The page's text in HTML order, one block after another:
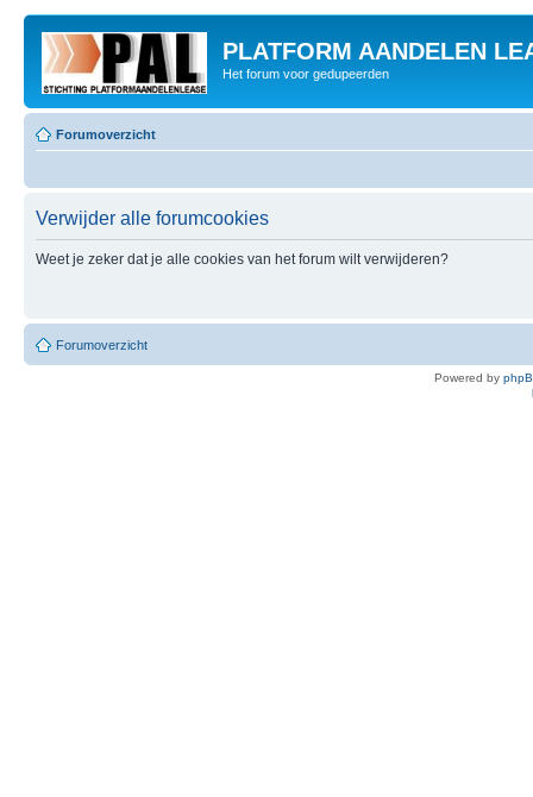
PLATFORM AANDELEN
Het forum voor gedupeerden
Forumoverzicht
Verwijder alle forumcookies
Weet je zeker dat je alle cookies van het forum wilt verwijderen?
Forumoverzicht
Powered by